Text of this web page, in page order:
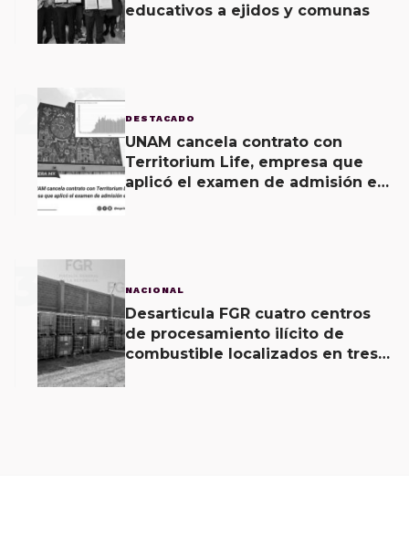
educativos a ejidos y comunas
2 DESTACADO
UNAM cancela contrato con
Territorium Life, empresa que
aplicó el examen de admisión en
3 NACIONAL
Desarticula FGR cuatro centros
de procesamiento ilícito de
combustible localizados en tres